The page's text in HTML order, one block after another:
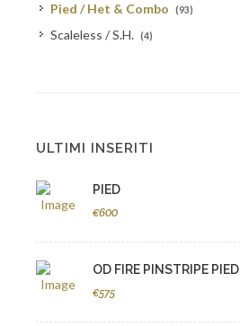
Pied / Het & Combo (93)
Scaleless / S.H. (4)
ULTIMI INSERITI
PIED
€600
OD FIRE PINSTRIPE PIED
€575